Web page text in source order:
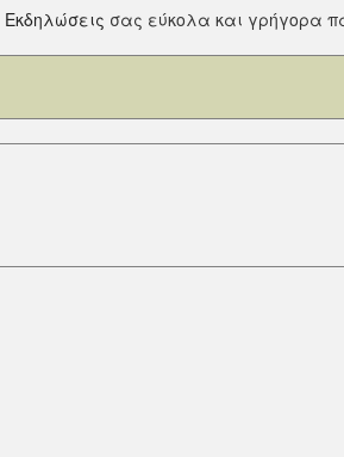
Εκδηλώσεις σας εύκολα και γρήγορα